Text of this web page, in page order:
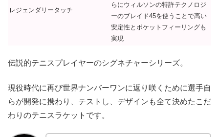
レジェンダリータッチ
らにウィルソンの特許テクノロジ
ーのブレイド45を使うことで高い
安定性とポケットフィーリングも
実現
伝説的テニスプレイヤーのシグネチャーシリーズ。
現役時代に再び世界ナンバーワンに返り咲くために選手自
らが開発に携わり、テストし、デザインも全て決めたこだ
わりのテニスラケットです。